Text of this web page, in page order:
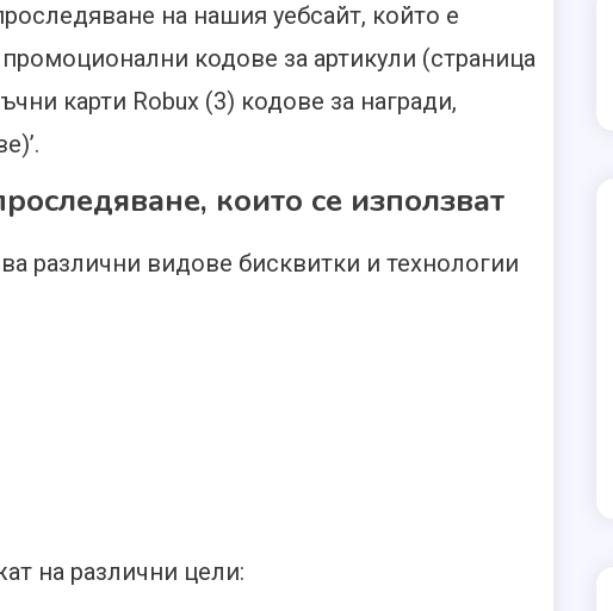
на нашия уебсайт, който е
кодове за артикули (страница
карти Robux (3) кодове за награди,
които се използват
различни видове бисквитки и технологии
на различни цели: